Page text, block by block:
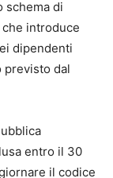
schema di
introduce
dipendenti
previsto dal
entro il 30
il codice